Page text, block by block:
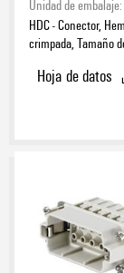
(14)
Unidad de embalaje:
HDC - Conector,
crimpada, Tamaño
Hoja de datos